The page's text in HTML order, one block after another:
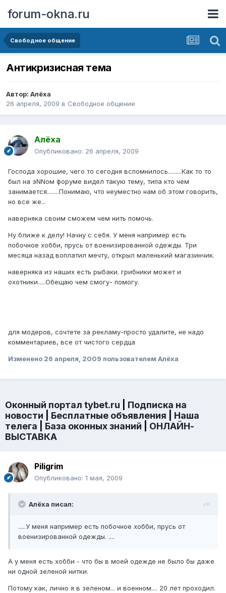
forum-okna.ru
Свободное общение
Антикризисная тема
Автор: Алёха
26 апреля, 2009 в Свободное общение
Алёха
Опубликовано: 26 апреля, 2009
Господа хорошие, чего то сегодня вспомнилось.........Как то то
был на эNNом форуме видел такую тему, типа кто чем
занимается........Понимаю, что неуместно нам об этом говорить,
но все же...
наверняка своим сможем чем нить помочь.
Ну ближе к делу! Начну с себя. У меня например есть
побочное хобби, прусь от военизированной одежды. Три
месяца назад воплатил мечту, открыл маленький магазинчик.
наверняка из наших есть рыбаки. грибники может и
охотники.....Обещаю чем смогу- помогу.
для модеров, сочтете за рекламу-просто удалите, не надо
комментариев, все от чистого сердца
Изменено 26 апреля, 2009 пользователем Алёха
Оконный портал tybet.ru
Подписка на
новости
Бесплатные объявления
Наша
телега
База оконных знаний
ОНЛАЙН-
ВЫСТАВКА
Piligrim
Опубликовано: 1 мая, 2009
Алёха писал:
.....У меня например есть побочное хобби, прусь от
военизированной одежды. ....
А у меня есть хобби - что бы в моей одежде не было бы даже
ни одной зеленой нитки.
Потому как, лично я в зеленом... и военном.... 20 лет проходил.